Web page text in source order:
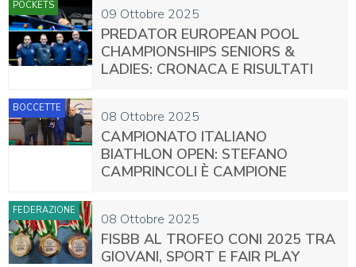
09 Ottobre 2025
POCKETS
PREDATOR EUROPEAN POOL
CHAMPIONSHIPS SENIORS &
LADIES: CRONACA E RISULTATI
08 Ottobre 2025
BOCCETTE
CAMPIONATO ITALIANO
BIATHLON OPEN: STEFANO
CAMPRINCOLI È CAMPIONE
08 Ottobre 2025
FEDERAZIONE
FISBB AL TROFEO CONI 2025 TRA
GIOVANI, SPORT E FAIR PLAY